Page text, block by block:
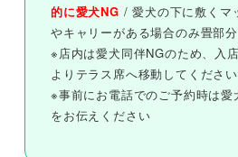
的に愛犬NG / 愛犬の下に敷くマ
やキャリーがある場合のみ畳部
※店内は愛犬同伴NGのため、入
よりテラス席へ移動してください
※事前にお電話でのご予約時は愛
をお伝えください